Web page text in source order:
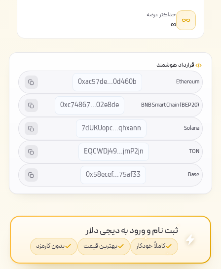
حداکثر عرضه
∞
قرارداد هوشمند
Ethereum
0xac57de...0d460b
BNB Smart Chain (BEP20)
0xc74867...02e8de
Solana
7dUKUopc...qhxann
TON
EQCWDj49...jmP2jn
Base
0x58ecef...75af33
ثبت نام و ورود به دیجی دلار
کاملاً خودکار بهترین قیمت بدون کارمزد